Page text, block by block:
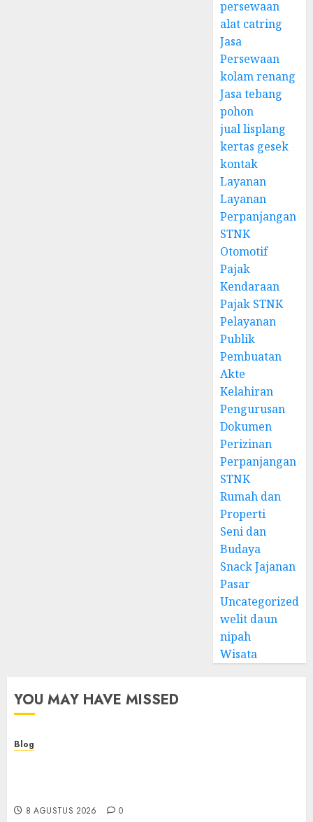
persewaan
alat catring
Jasa
Persewaan
kolam renang
Jasa tebang
pohon
jual lisplang
kertas gesek
kontak
Layanan
Layanan
Perpanjangan
STNK
Otomotif
Pajak
Kendaraan
Pajak STNK
Pelayanan
Publik
Pembuatan
Akte
Kelahiran
Pengurusan
Dokumen
Perizinan
Perpanjangan
STNK
Rumah dan
Properti
Seni dan
Budaya
Snack Jajanan
Pasar
Uncategorized
welit daun
nipah
Wisata
YOU MAY HAVE MISSED
Blog
8 AGUSTUS 2026 0